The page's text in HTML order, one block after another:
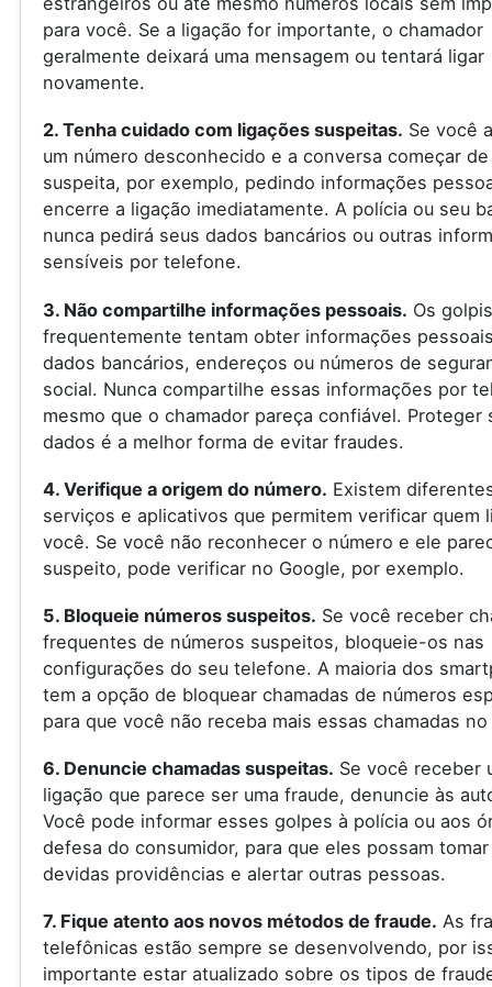
para você. Se a ligação for importante, o chamador
geralmente deixará uma mensagem ou tentará ligar
novamente.
2. Tenha cuidado com ligações suspeitas. Se você
um número desconhecido e a conversa começar
suspeita, por exemplo, pedindo informações
encerre a ligação imediatamente. A polícia ou seu
nunca pedirá seus dados bancários ou outras
sensíveis por telefone.
3. Não compartilhe informações pessoais. Os
frequentemente tentam obter informações
dados bancários, endereços ou números de
social. Nunca compartilhe essas informações por
mesmo que o chamador pareça confiável. Proteger
dados é a melhor forma de evitar fraudes.
4. Verifique a origem do número. Existem
serviços e aplicativos que permitem verificar quem
você. Se você não reconhecer o número e ele
suspeito, pode verificar no Google, por exemplo.
5. Bloqueie números suspeitos. Se você receber
frequentes de números suspeitos, bloqueie-os nas
configurações do seu telefone. A maioria dos
tem a opção de bloquear chamadas de números
para que você não receba mais essas chamadas
6. Denuncie chamadas suspeitas. Se você receber
ligação que parece ser uma fraude, denuncie às
Você pode informar esses golpes à polícia ou aos
defesa do consumidor, para que eles possam tomar
devidas providências e alertar outras pessoas.
7. Fique atento aos novos métodos de fraude. As
telefônicas estão sempre se desenvolvendo, por
importante estar atualizado sobre os tipos de